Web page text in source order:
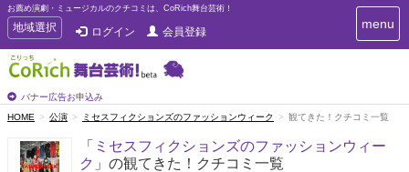
お薦め演劇・ミュージカルのクチコミは、CoRich舞台芸術！
T
o
g
g
e
n
地域選択 ログイン 会員登録
バナー広告お申込み
T
o
e
a
menu
HOME 公演 ミセスフィクションズのファッションウィーク 観てきた！クチコミ一覧
「 ミセスフィクションズのファッションウィー
ク 」の観てきた！クチコミ一覧